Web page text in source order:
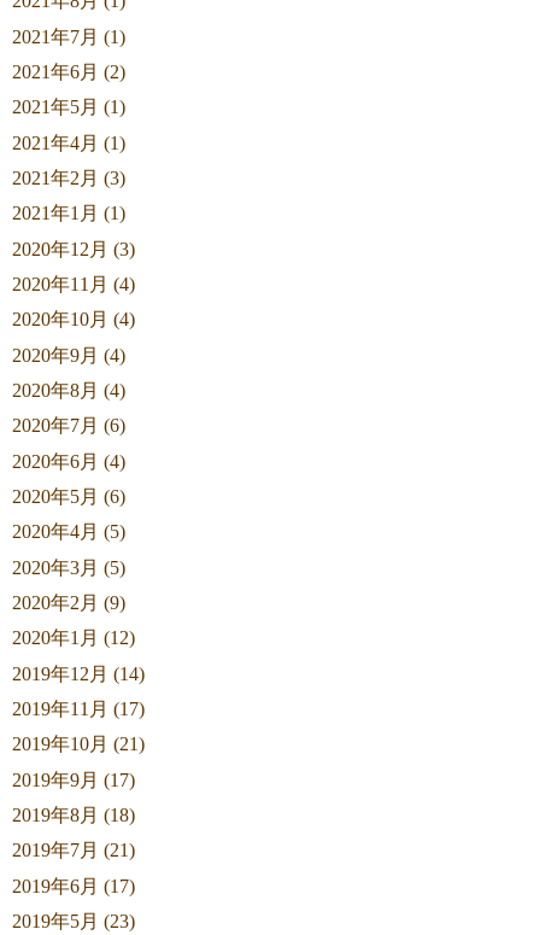
2021年7月 (1)
2021年6月 (2)
2021年5月 (1)
2021年4月 (1)
2021年2月 (3)
2021年1月 (1)
2020年12月 (3)
2020年11月 (4)
2020年10月 (4)
2020年9月 (4)
2020年8月 (4)
2020年7月 (6)
2020年6月 (4)
2020年5月 (6)
2020年4月 (5)
2020年3月 (5)
2020年2月 (9)
2020年1月 (12)
2019年12月 (14)
2019年11月 (17)
2019年10月 (21)
2019年9月 (17)
2019年8月 (18)
2019年7月 (21)
2019年6月 (17)
2019年5月 (23)